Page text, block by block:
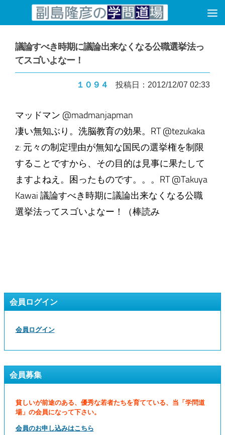
コンテンツへスキップ
議論すべき時期に議論出来なくなる公職選挙法っ
てスゴいよなー！
１０９４ 投稿日：2012/12/07 02:33
マッドマン @madmanjapman
凄い無知ぶり。洗脳教育の効果。RT @tezukaka
z: 元々の制定理由が無知な国民の選挙権を制限
することですから、その目的は見事に果たして
ますよねえ。困ったものです。。。RT @Takuya
Kawai 議論すべき時期に議論出来なくなる公職
選挙法ってスゴいよなー！（棒読み
会員ログイン
会員ログイン
会員募集
貧しいが前途のある、優秀な若者たちを育てている、当「学問道
場」の会員になって下さい。
会員のお申し込みはこちら